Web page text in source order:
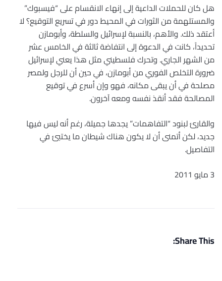
هل كان للحملات الداعية إلى إنهاء الانقسام على “فيسبوك”
والمستلهمة من الثورات في المحيط دور في تسريع التوقيع؟ لا
أعتقد ذلك. والأهم، بالنسبة لإسرائيل والسلطة، وأبومازن
تحديداً، كانت في الدعوة إلى انتفاضة ثالثة في الخامس عشر
من الشهر الجاري. وتحرك فلسطيني مثل هذا يعني لإسرائيل
ضرورة التخلص الفوري من أبومازن، في حين أن للرجل ولمصر
مصلحة في أن يبقى مكانه، فهو وإن أسرع في توقيع
المصالحة فقد أنقذ نفسه ومعه آخرون.
والقارئ لبنود “التفاهمات” يجدها جميلة، رغم أنه ليس فيها
جديد، لكن أتمنى أن لا يكون هناك شيطان ما يختبئ في
التفاصيل.
3 مايو 2011
Share This: